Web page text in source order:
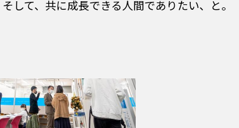
して、共に成長できる人間でありたい、と。